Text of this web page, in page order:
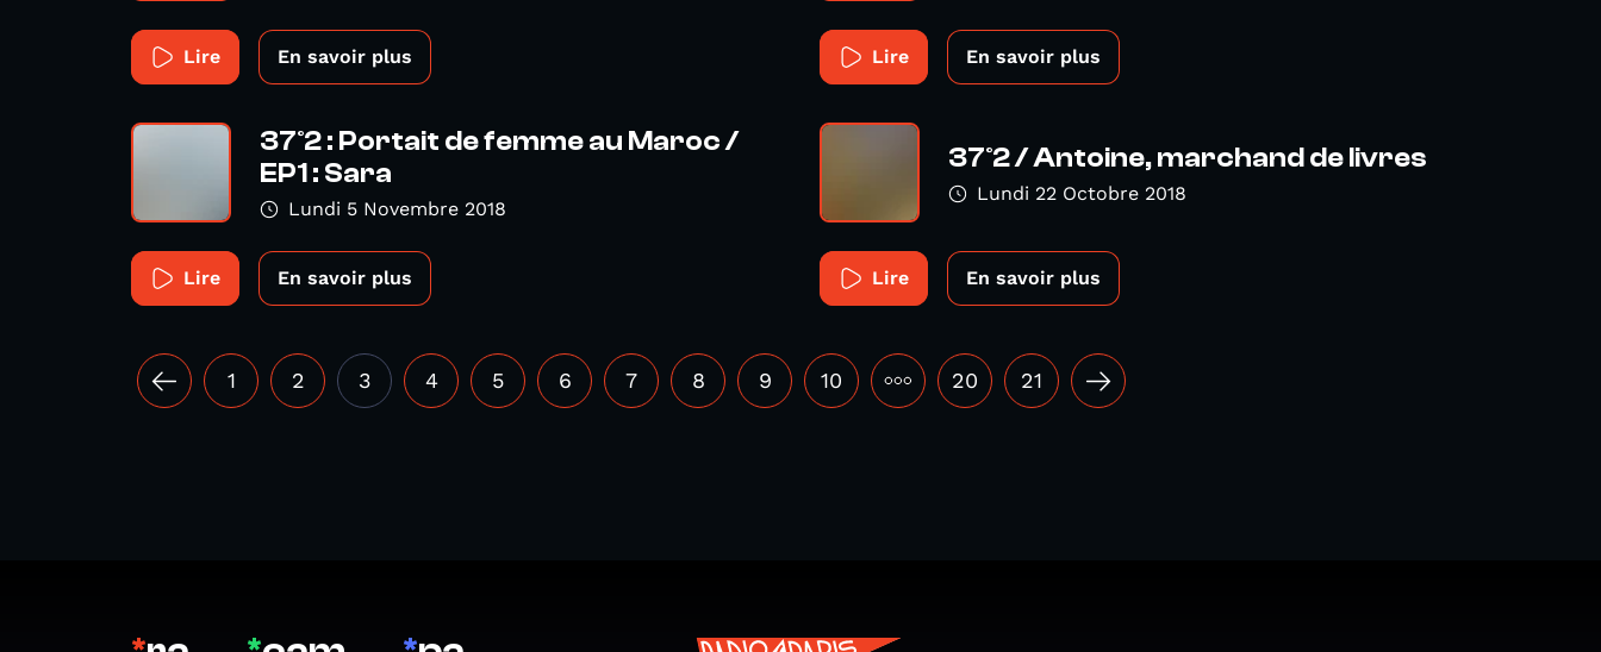
Lire En savoir plus Lire En savoir plus
37°2 : Portait de femme au Maroc /
EP1 : Sara
Lundi 5 Novembre 2018
Lire En savoir plus
37°2 / Antoine, marchand de livres
Lundi 22 Octobre 2018
Lire En savoir plus
1 2 3 4 5 6 7 8 9 10 ••• 20 21